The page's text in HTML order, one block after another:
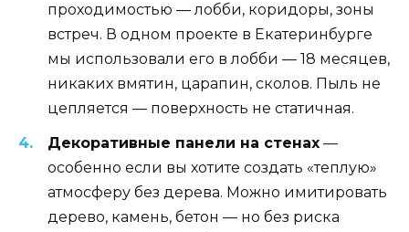
проходимостью — лобби, коридоры, зоны
встреч. В одном проекте в Екатеринбурге
мы использовали его в лобби — 18 месяцев,
никаких вмятин, царапин, сколов. Пыль не
цепляется — поверхность не статичная.
Декоративные панели на стенах —
особенно если вы хотите создать «теплую»
атмосферу без дерева. Можно имитировать
дерево, камень, бетон — но без риска